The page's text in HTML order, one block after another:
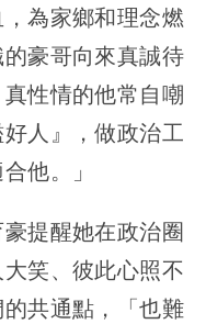
為家鄉和理念燃
豪哥向來真誠待
性情的他常自嘲
人』，做政治工
他。」
提醒她在政治圈
笑、彼此心照不
共通點，「也難